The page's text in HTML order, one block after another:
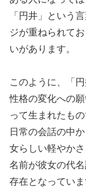
「円井」という
ジが重ねられて
いがあります。
このように、「
性格の変化への
って生まれたも
日常の会話の中
女らしい軽やか
名前が彼女の代
存在となっていま